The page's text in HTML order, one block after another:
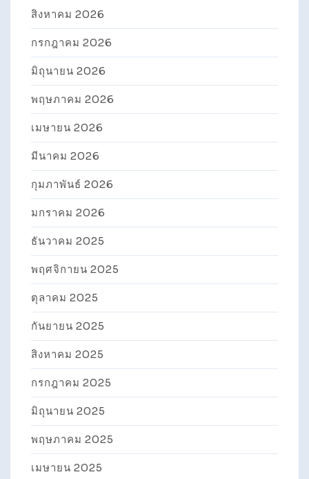
สิงหาคม 2026
กรกฎาคม 2026
มิถุนายน 2026
พฤษภาคม 2026
เมษายน 2026
มีนาคม 2026
กุมภาพันธ์ 2026
มกราคม 2026
ธันวาคม 2025
พฤศจิกายน 2025
ตุลาคม 2025
กันยายน 2025
สิงหาคม 2025
กรกฎาคม 2025
มิถุนายน 2025
พฤษภาคม 2025
เมษายน 2025